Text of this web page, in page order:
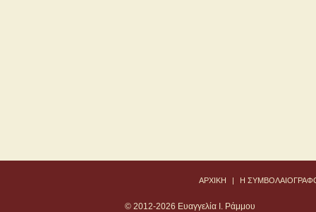
ΑΡΧΙΚΗ | Η
© 2012-2026 Ευαγγελία I. Ράμμου